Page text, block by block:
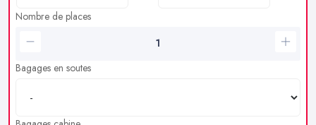
Nombre de places
Bagages en soutes